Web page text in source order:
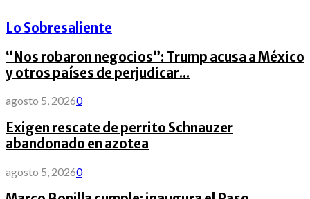
Lo Sobresaliente
“Nos robaron negocios”: Trump acusa a México
y otros países de perjudicar...
agosto 5, 20260
Exigen rescate de perrito Schnauzer
abandonado en azotea
agosto 5, 20260